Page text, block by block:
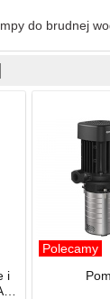
do brudnej
i
Polecamy